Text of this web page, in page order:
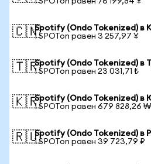
🇨🇳Spotify (Ondo Tokenized) в
1 SPOTon равен 3 257,97 ¥
🇹🇷Spotify (Ondo Tokenized) в
1 SPOTon равен 23 031,71 ₺
🇰🇷Spotify (Ondo Tokenized) в
1 SPOTon равен 679 828,26 ₩
🇷🇺Spotify (Ondo Tokenized) в
1 SPOTon равен 39 723,79 ₽